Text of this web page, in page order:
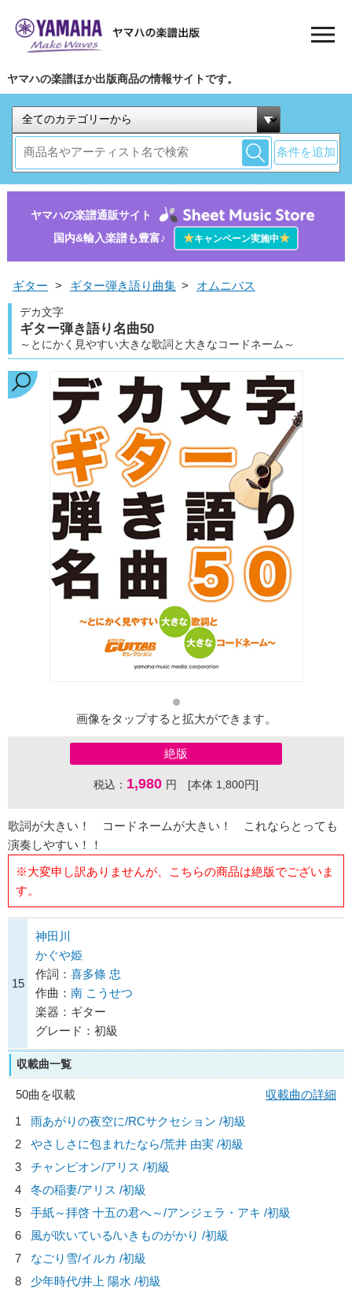
ヤマハの楽譜ほか出版商品の情報サイトです。
条件を追加
ヤマハの楽譜通販サイト
国内&輸入楽譜も豊富♪
★キャンペーン実施中★
ギター > ギター弾き語り曲集 > オムニバス
デカ文字
ギター弾き語り名曲50
～とにかく見やすい大きな歌詞と大きなコードネーム～
画像をタップすると拡大ができます。
絶版
税込： 1,980 円 [本体 1,800円]
歌詞が大きい！ コードネームが大きい！ これならとっても
演奏しやすい！！
※大変申し訳ありませんが、こちらの商品は絶版でございま
す。
15
神田川
かぐや姫
作詞： 喜多條 忠
作曲： 南 こうせつ
楽器：ギター
グレード：初級
収載曲一覧
50曲を収載
収載曲の詳細
1
雨あがりの夜空に/RCサクセション /初級
2
やさしさに包まれたなら/荒井 由実 /初級
3
チャンピオン/アリス /初級
4
冬の稲妻/アリス /初級
5
手紙～拝啓 十五の君へ～/アンジェラ・アキ /初級
6
風が吹いている/いきものがかり /初級
7
なごり雪/イルカ /初級
8
少年時代/井上 陽水 /初級